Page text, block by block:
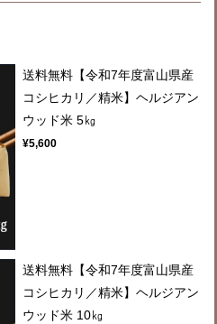
送料無料【令和7年度富山県産
コシヒカリ／精米】ヘルジアン
ウッド米 5㎏
¥5,600
送料無料【令和7年度富山県産
コシヒカリ／精米】ヘルジアン
ウッド米 10㎏